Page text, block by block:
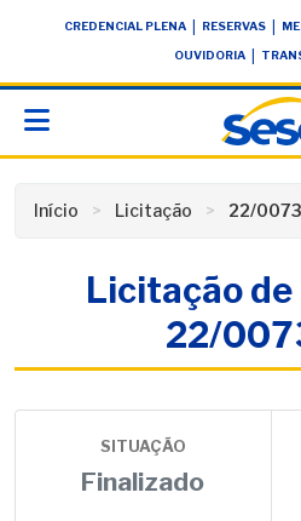
conteúdoCREDENCIAL PLENA RESERVAS
OUVIDORIA
Início Licitação 22/
Licitação de
22/
SITUAÇÃO
Finalizado